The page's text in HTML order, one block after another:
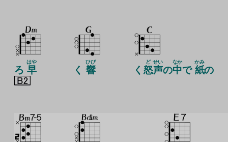
ろ 早
はや
く響
ひび
く 怒
ど
声
せい
の中
なか
で 紙
かみ
の